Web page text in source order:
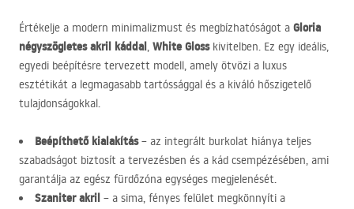
Értékelje a modern minimalizmust és megbízhatóságot a Gloria
négyszögletes akril káddal, White Glosskivitelben. Ez egy ideális,
egyedi beépítésre tervezett modell, amely ötvözi a luxus
esztétikát a legmagasabb tartóssággal és a kiváló hőszigetelő
tulajdonságokkal.
Beépíthető kialakítás– az integrált burkolat hiánya teljes
szabadságot biztosít a tervezésben és a kád csempézésében, ami
garantálja az egész fürdőzóna egységes megjelenését.
Szaniter akril – a sima, fényes felület megkönnyíti a